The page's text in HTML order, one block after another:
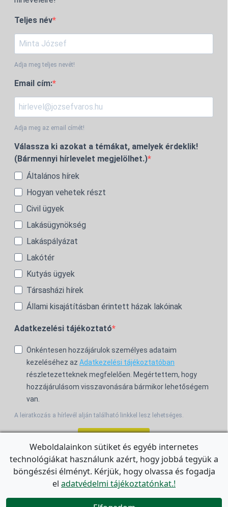
Teljes név
Adja meg teljes nevét!
Email cím:
Adja meg az email címét!
Válassza ki azokat a témákat, amelyek érdeklik!
(Bármennyi hírlevelet megjelölhet.)
Általános hírek
Hogyan vehetek részt
Civil ügyek
Lakásügynökség
Lakáspályázat
Lakótér
Kutyás ügyek
Társasházi hírek
Állami kisajátításban érintett házak lakóinak
Adatkezelési tájékoztató
Önkéntesen hozzájárulok személyes adataim
kezeléséhez az Adatkezelési tájékoztatóban
részletezetteknek megfelelően. Megértettem, hogy
hozzájárulásom visszavonására bármikor lehetőségem
van.
A leiratkozás a hírlevél alján található linkkel lesz lehetséges.
For the English Newsletter, clickHERE.

Weboldalainkon sütiket és egyéb internetes
technológiákat használunk azért, hogy jobbá tegyük a
böngészési élményt. Kérjük, hogy olvassa és fogadja
el adatvédelmi tájékoztatónkat.!